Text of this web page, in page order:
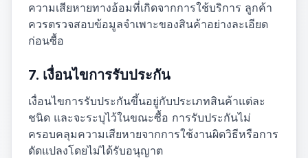
ความเสียหายทางอ้อมที่เกิดจากการใช้บริการ ลูกค้า
ควรตรวจสอบข้อมูลจำเพาะของสินค้าอย่างละเอียด
ก่อนซื้อ
7. เงื่อนไขการรับประกัน
เงื่อนไขการรับประกันขึ้นอยู่กับประเภทสินค้าแต่ละ
ชนิด และจะระบุไว้ในขณะซื้อ การรับประกันไม่
ครอบคลุมความเสียหายจากการใช้งานผิดวิธีหรือการ
ดัดแปลงโดยไม่ได้รับอนุญาต